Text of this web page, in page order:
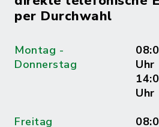
per Durchwahl
Montag -
Donnerstag
Uhr
Uhr
Freitag